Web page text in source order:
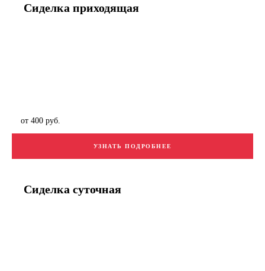
Сиделка приходящая
от 400 руб.
УЗНАТЬ ПОДРОБНЕЕ
Сиделка суточная